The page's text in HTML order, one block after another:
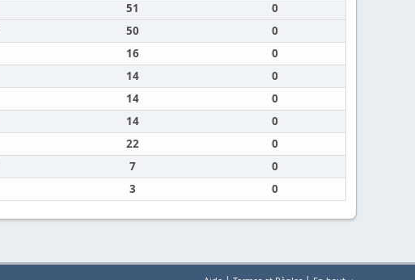
51
0
50
0
16
0
14
0
14
0
14
0
22
0
7
0
3 0